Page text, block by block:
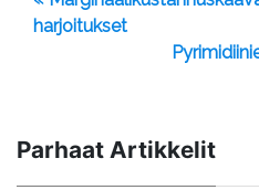
harjoitukset
Parhaat Artikkelit